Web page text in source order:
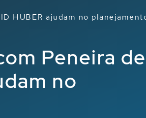
HUBER ajudam no
Peneira de
no